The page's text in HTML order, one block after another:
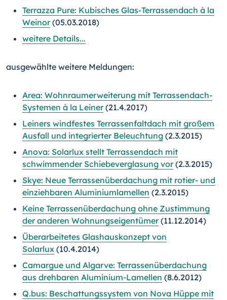
Terrazza Pure: Kubisches Glas-Terrassendach à la
Weinor(05.03.2018)
weitere Details...
ausgewählte weitere Meldungen:
Area: Wohnraumerweiterung mit Terrassendach-
Systemen à la Leiner(21.4.2017)
Leiners windfestes Terrassenfaltdach mit großem
Ausfall und integrierter Beleuchtung (2.3.2015)
Anova: Solarlux stellt Terrassendach mit
schwimmender Schiebeverglasung vor(2.3.2015)
Skye: Neue Terrassenüberdachung mit rotier- und
einziehbaren Aluminiumlamellen (2.3.2015)
Keine Terrassenüberdachung ohne Zustimmung
der anderen Wohnungseigentümer(11.12.2014)
Überarbeitetes Glashauskonzept von
Solarlux (10.4.2014)
Camargue und Algarve: Terrassenüberdachung
aus drehbaren Aluminium-Lamellen (8.6.2012)
Q.bus: Beschattungssystem von Nova Hüppe mit